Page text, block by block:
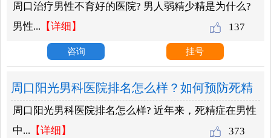
为什么？
137
周口治疗男性不育好的医院? 男人弱精少精是为什么?
男性... 【详细】
咨询 挂号
周口阳光男科医院排名怎么样？如何预防死精
症？
373
周口阳光男科医院排名怎么样? 近年来，死精症在男性
中... 【详细】